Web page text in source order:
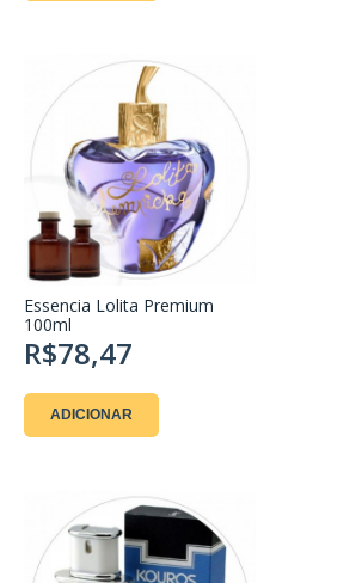
Essencia Lolita Premium
100ml
R$78,47
ADICIONAR